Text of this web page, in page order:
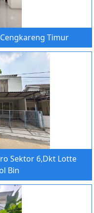
Cengkareng Timur
Sektor 6,Dkt Lotte
Bin